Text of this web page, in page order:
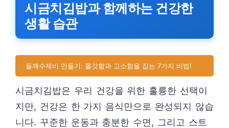
시금치김밥과 함께하는 건강한
생활 습관
들깨수제비 만들기: 쫄깃함과 고소함을 잡는 7가지 비법!
시금치김밥은 우리 건강을 위한 훌륭한 선택이
지만, 건강은 한 가지 음식만으로 완성되지 않습
니다. 꾸준한 운동과 충분한 수면, 그리고 스트